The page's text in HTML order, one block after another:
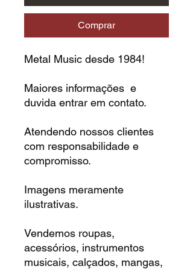
Comprar
Metal Music desde 1984!
Maiores informações e
duvida entrar em contato.
Atendendo nossos clientes
com responsabilidade e
compromisso.
Imagens meramente
ilustrativas.
Vendemos roupas,
acessórios, instrumentos
musicais, calçados, mangas,